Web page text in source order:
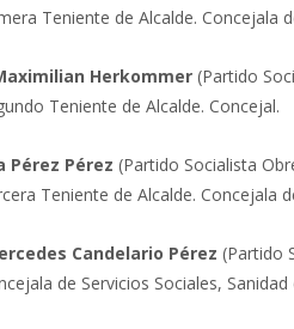
Teniente de Alcalde. Concejala
Herkommer (Partido
Teniente de Alcalde. Concejal.
Pérez Pérez (Partido Socialista
Teniente de Alcalde. Concejala
Candelario Pérez (Partido
de Servicios Sociales, Sanidad